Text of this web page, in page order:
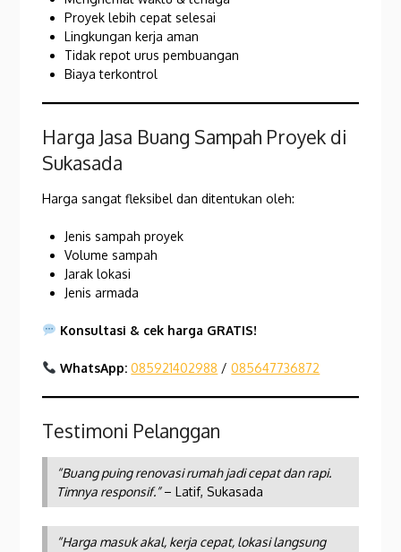
Proyek lebih cepat selesai
Lingkungan kerja aman
Tidak repot urus pembuangan
Biaya terkontrol
Harga Jasa Buang Sampah Proyek di
Sukasada
Harga sangat fleksibel dan ditentukan oleh:
Jenis sampah proyek
Volume sampah
Jarak lokasi
Jenis armada
Konsultasi & cek harga GRATIS!
WhatsApp: 085921402988 /085647736872
Testimoni Pelanggan
“Buang puing renovasi rumah jadi cepat dan rapi.
Timnya responsif.”– Latif, Sukasada
“Harga masuk akal, kerja cepat, lokasi langsung